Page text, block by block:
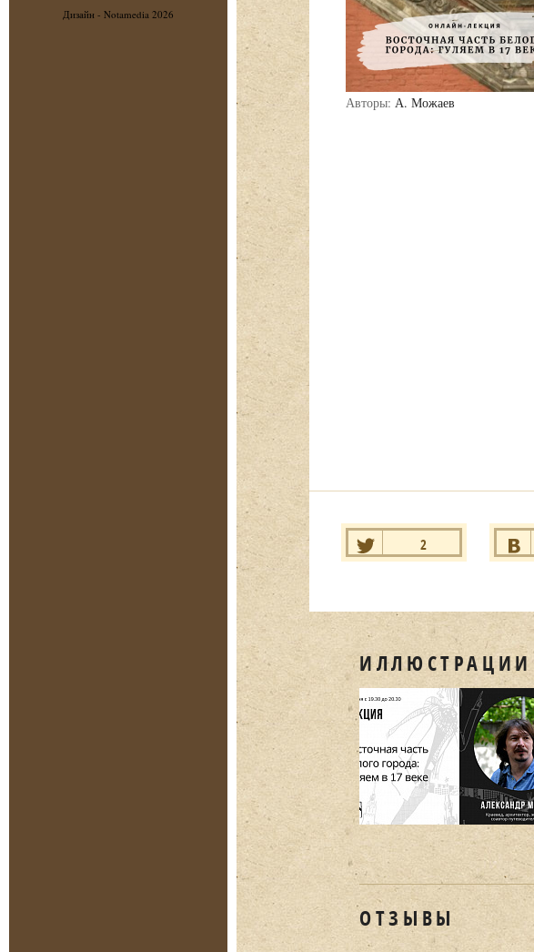
Дизайн - Notamedia 2026
Авторы: А. Можаев
2
ИЛЛЮСТРАЦИИ
ОТЗЫВЫ